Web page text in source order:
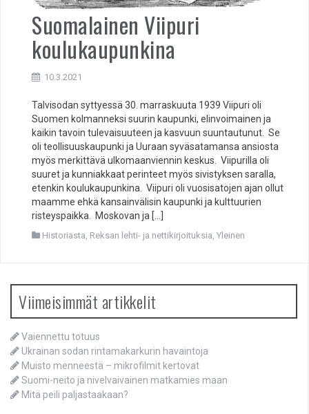
Suomalainen Viipuri
koulukaupunkina
10.3.2021
Talvisodan syttyessä 30. marraskuuta 1939 Viipuri oli
Suomen kolmanneksi suurin kaupunki, elinvoimainen ja
kaikin tavoin tulevaisuuteen ja kasvuun suuntautunut. Se
oli teollisuuskaupunki ja Uuraan syväsatamansa ansiosta
myös merkittävä ulkomaanviennin keskus. Viipurilla oli
suuret ja kunniakkaat perinteet myös sivistyksen saralla,
etenkin koulukaupunkina. Viipuri oli vuosisatojen ajan ollut
maamme ehkä kansainvälisin kaupunki ja kulttuurien
risteyspaikka. Moskovan ja […]
Historiasta, Reksan lehti- ja nettikirjoituksia, Yleinen
Viimeisimmät artikkelit
Vaiennettu totuus
Ukrainan sodan rintamakarkurin havaintoja
Muisto menneestä – mikrofilmit kertovat
Suomi-neito ja nivelvaivainen matkamies maan
Mitä peili paljastaakaan?